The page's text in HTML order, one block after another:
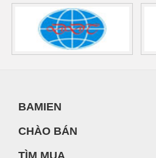
BAMIEN
CHÀO BÁN
TÌM MUA